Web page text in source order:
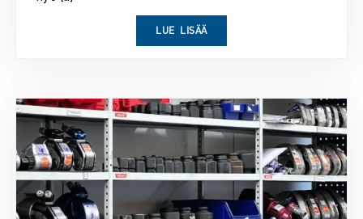
LUE LISÄÄ